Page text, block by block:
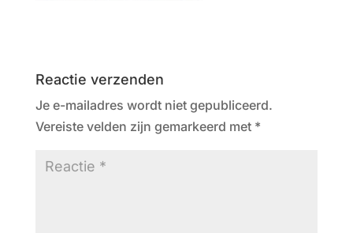
Reactie verzenden
Je e-mailadres wordt niet gepubliceerd.
Vereiste velden zijn gemarkeerd met *